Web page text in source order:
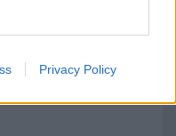
Privacy Policy